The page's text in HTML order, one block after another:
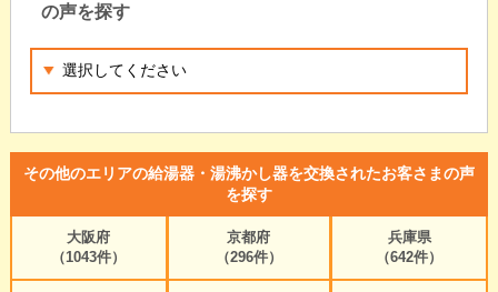
の声を探す
その他のエリアの給湯器・湯沸かし器を交換されたお客さまの声
を探す
大阪府
（1043件）
京都府
（296件）
兵庫県
（642件）